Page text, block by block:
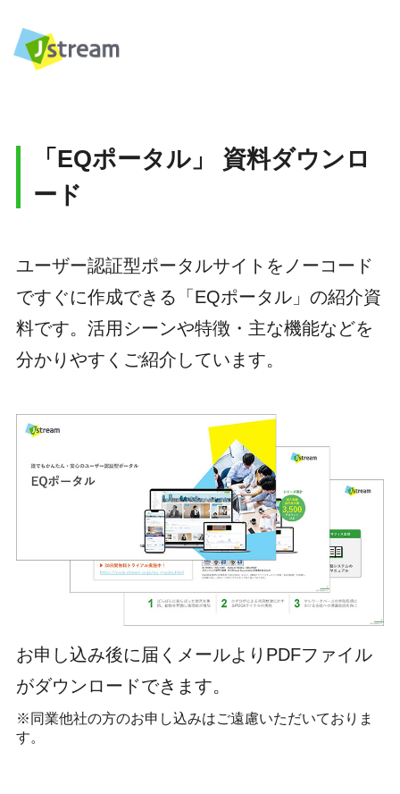
「EQポータル」 資料ダウンロ
ード
ユーザー認証型ポータルサイトをノーコード
ですぐに作成できる「EQポータル」の紹介資
料です。活用シーンや特徴・主な機能などを
分かりやすくご紹介しています。
お申し込み後に届くメールよりPDFファイル
がダウンロードできます。
※同業他社の方のお申し込みはご遠慮いただいておりま
す。